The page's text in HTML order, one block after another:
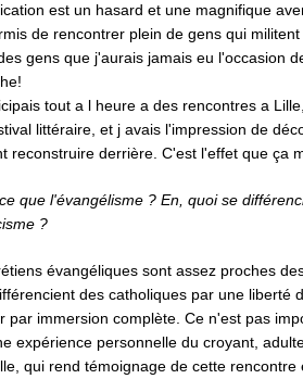
est un hasard et une magnifique
de rencontrer plein de gens qui
gens que j'aurais jamais eu l'occasion
tout a l heure a des rencontres a
littéraire, et j avais l'impression de
reconstruire derrière. C'est l'effet que ça
que l'évangélisme ? En, quoi se
?
évangéliques sont assez proches
des catholiques par une liberté
par immersion complète. Ce n'est pas
expérience personnelle du croyant,
qui rend témoignage de cette